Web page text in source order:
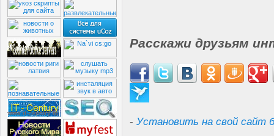
Расскажи друзьям
- Установить на свой сайт